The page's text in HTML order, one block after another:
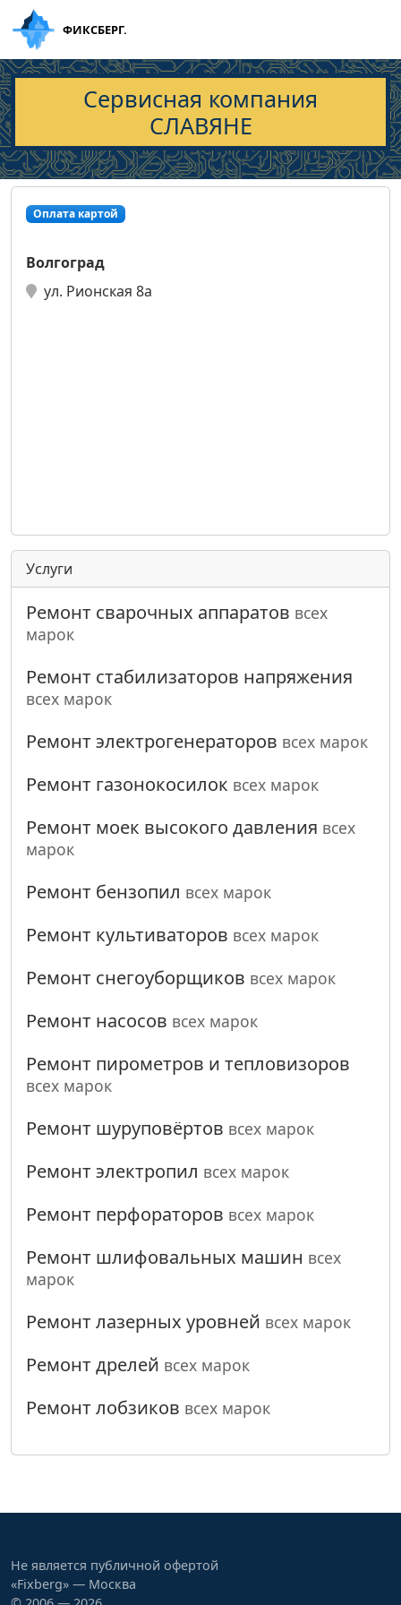
ФИКСБЕРГ.
Сервисная компания
СЛАВЯНЕ
Оплата картой
Волгоград
ул. Рионская 8а
Услуги
Ремонт сварочных аппаратов всех
марок
Ремонт стабилизаторов напряжения
всех марок
Ремонт электрогенераторов всех марок
Ремонт газонокосилок всех марок
Ремонт моек высокого давления всех
марок
Ремонт бензопил всех марок
Ремонт культиваторов всех марок
Ремонт снегоуборщиков всех марок
Ремонт насосов всех марок
Ремонт пирометров и тепловизоров
всех марок
Ремонт шуруповёртов всех марок
Ремонт электропил всех марок
Ремонт перфораторов всех марок
Ремонт шлифовальных машин всех
марок
Ремонт лазерных уровней всех марок
Ремонт дрелей всех марок
Ремонт лобзиков всех марок
Не является публичной офертой
«Fixberg» — Москва